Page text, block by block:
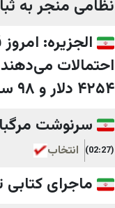
نظامی منجر به
۴۲۵۴ دلار و ۹۸ سنت رسید
سرنوشت
(02:27) انتخاب
ماجرای کتابی تاریخی که با ۱۵۰